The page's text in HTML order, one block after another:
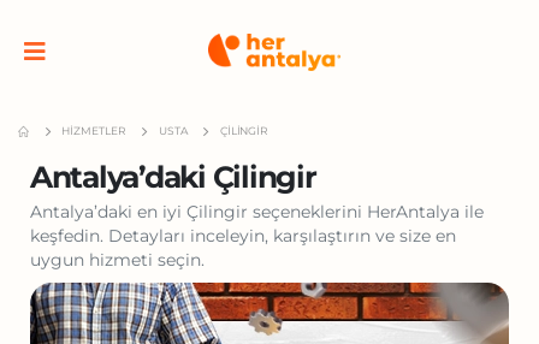
HIZMETLER USTA ÇILINGIR
Antalya’daki Çilingir
Antalya’daki en iyi Çilingir seçeneklerini HerAntalya ile
keşfedin. Detayları inceleyin, karşılaştırın ve size en
uygun hizmeti seçin.